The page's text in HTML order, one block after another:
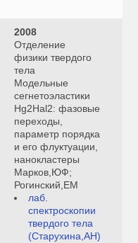
2008
Отделение
физики твердого
тела
Модельные
сегнетоэластики
Hg2Hal2: фазовые
переходы,
параметр порядка
и его флуктуации,
нанокластеры
Марков,ЮФ;
Рогинский,ЕМ
лаб.
спектроскопии
твердого тела
(Старухина,АН)